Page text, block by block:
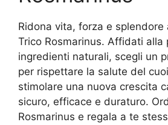
Ridona vita, forza e splendore
Trico Rosmarinus. Affidati alla
ingredienti naturali, scegli un
per rispettare la salute del
stimolare una nuova crescita
sicuro, efficace e duraturo.
Rosmarinus e regala a te